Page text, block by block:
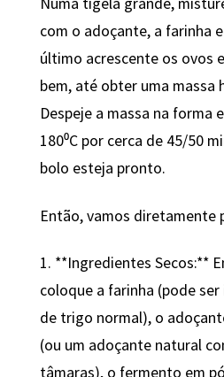
com o adoçante, a farinha
último acrescente os ovos
bem, até obter uma massa
Despeje a massa na forma
180⁰C por cerca de 45/50
bolo esteja pronto.
Então, vamos diretamente
1. **Ingredientes Secos:**
coloque a farinha (pode
de trigo normal), o
(ou um adoçante natural
tâmaras), o fermento em